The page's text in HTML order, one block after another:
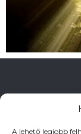
A lehető legjobb